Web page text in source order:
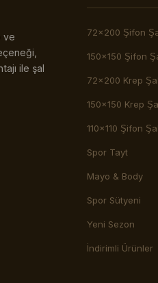
ve
ile şal
72x200 Şifon
150x150 Şifon
72x200 Krep
150x150 Krep
110x110 Şifon
Spor Tayt
Mayo & Body
Spor Sütyeni
Yeni Sezon
İndirimli Ürünler